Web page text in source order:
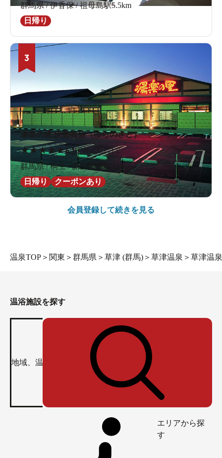
群馬県 / 伊香保 / 祖母島駅5.5km
日帰り
3
湯楽の里 伊勢崎店（ゆらのさと）
★★★★★4.180件の口コミ
群馬県 / 桐生 / 新伊勢崎駅2.8km
日帰り
クーポンあり
会員登録して続きを見る
温泉TOP ＞ 関東 ＞ 群馬県 ＞ 草津 (群馬) ＞ 草津温泉 ＞ 草津温
温浴施設を探す
エリアから探
す